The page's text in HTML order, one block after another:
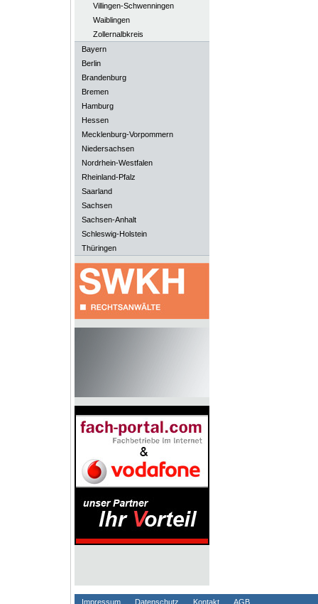
Villingen-Schwenningen
Waiblingen
Zollernalbkreis
Bayern
Berlin
Brandenburg
Bremen
Hamburg
Hessen
Mecklenburg-Vorpommern
Niedersachsen
Nordrhein-Westfalen
Rheinland-Pfalz
Saarland
Sachsen
Sachsen-Anhalt
Schleswig-Holstein
Thüringen
Impressum Datenschutz Kontakt AGB